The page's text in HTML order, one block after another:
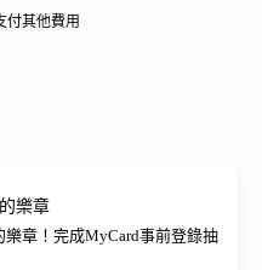
付其他費用
樂章
章！完成MyCard事前登錄抽